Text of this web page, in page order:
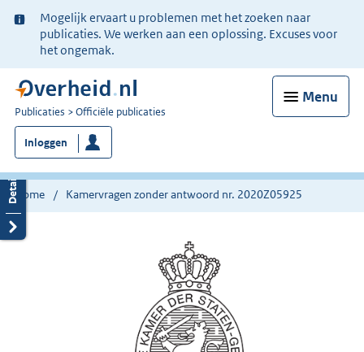
Ter
informatie:
Mogelijk ervaart u problemen met het zoeken naar
publicaties. We werken aan een oplossing. Excuses voor
het ongemak.
Menu
U
bent
nu
hier:
Publicaties Officiële publicaties
Inloggen
Home Kamervragen zonder antwoord nr. 2020Z05925